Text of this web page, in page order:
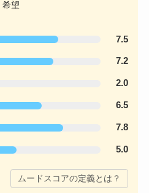
7.5
7.2
2.0
6.5
7.8
5.0
ムードスコアの定義とは？